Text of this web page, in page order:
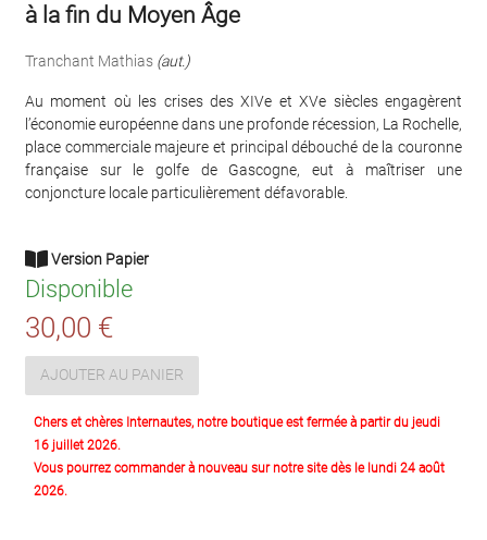
à la fin du Moyen Âge
Tranchant Mathias (aut.)
Au moment où les crises des XIVe et XVe siècles engagèrent
l’économie européenne dans une profonde récession, La Rochelle,
place commerciale majeure et principal débouché de la couronne
française sur le golfe de Gascogne, eut à maîtriser une
conjoncture locale particulièrement défavorable.
Version Papier
Disponible
30,00 €
AJOUTER AU PANIER
Chers et chères Internautes, notre boutique est fermée à partir du jeudi
16 juillet 2026.
Vous pourrez commander à nouveau sur notre site dès le lundi 24 août
2026.